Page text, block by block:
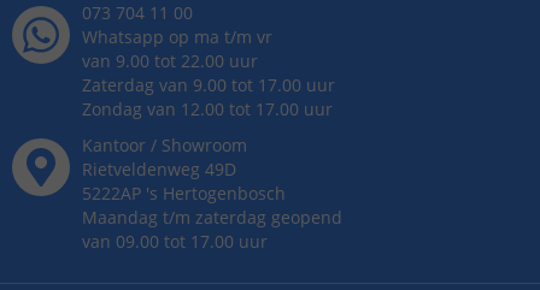
073 704 11 00
Whatsapp op ma t/m vr
van 9.00 tot 22.00 uur
Zaterdag van 9.00 tot 17.00 uur
Zondag van 12.00 tot 17.00 uur
Kantoor / Showroom
Rietveldenweg 49D
5222AP 's Hertogenbosch
Maandag t/m zaterdag geopend
van 09.00 tot 17.00 uur